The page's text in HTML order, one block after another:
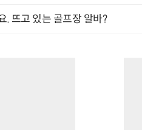
뜨고 있는 골프장 알바?